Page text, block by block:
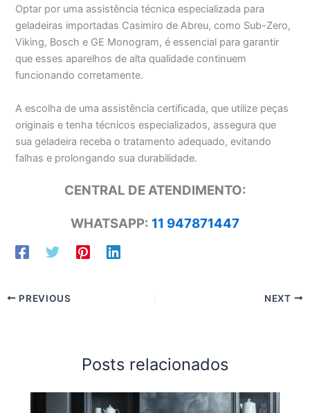
Optar por uma assistência técnica especializada para
geladeiras importadas Casimiro de Abreu, como Sub-Zero,
Viking, Bosch e GE Monogram, é essencial para garantir
que esses aparelhos de alta qualidade continuem
funcionando corretamente.
A escolha de uma assistência certificada, que utilize peças
originais e tenha técnicos especializados, assegura que
sua geladeira receba o tratamento adequado, evitando
falhas e prolongando sua durabilidade.
CENTRAL DE ATENDIMENTO:
WHATSAPP: 11 947871447
PREVIOUS NEXT
Posts relacionados